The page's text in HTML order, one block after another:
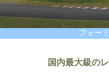
フォー
国内最大級の